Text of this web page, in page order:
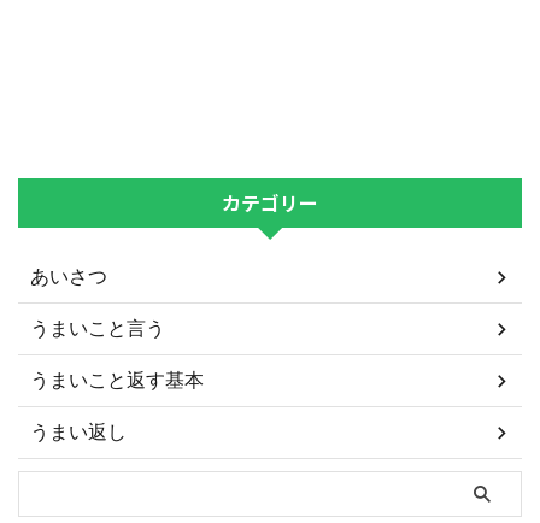
カテゴリー
あいさつ
うまいこと言う
うまいこと返す基本
うまい返し